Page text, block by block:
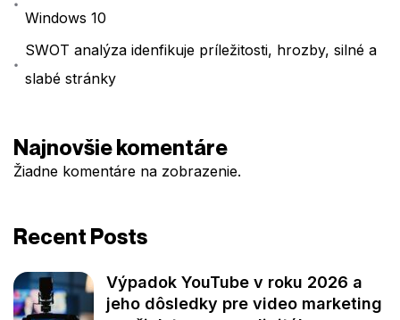
Windows 10
SWOT analýza idenfikuje príležitosti, hrozby, silné a
slabé stránky
Najnovšie komentáre
Žiadne komentáre na zobrazenie.
Recent Posts
Výpadok YouTube v roku 2026 a
jeho dôsledky pre video marketing